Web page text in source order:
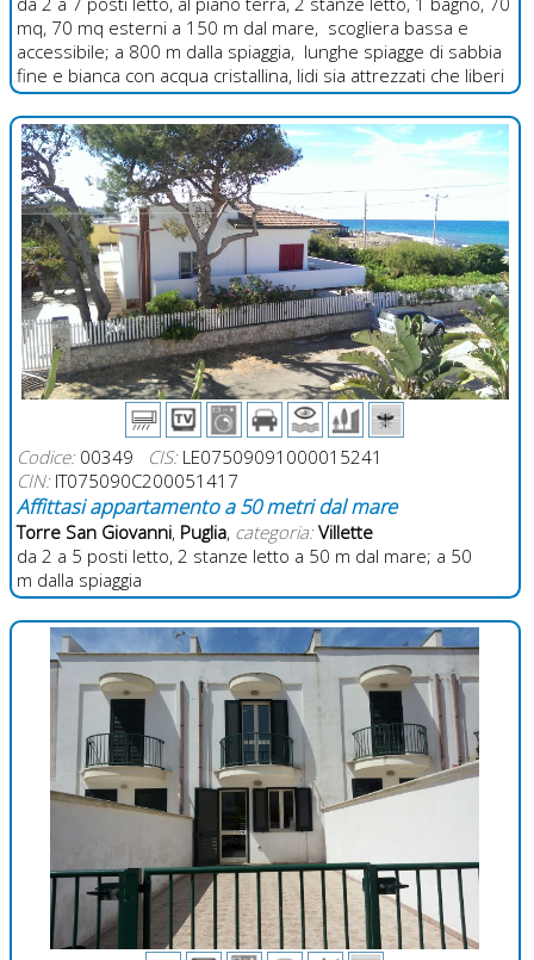
mq, 70 mq esterni a 150 m dal mare, scogliera bassa e
accessibile; a 800 m dalla spiaggia, lunghe spiagge di sabbia
fine e bianca con acqua cristallina, lidi sia attrezzati che liberi
Codice:00349 CIS:LE07509091000015241
CIN:IT075090C200051417
Affittasi appartamento a 50 metri dal mare
Torre San Giovanni, Puglia, categoria: Villette
da 2 a 5 posti letto, 2 stanze letto a 50 m dal mare; a 50
m dalla spiaggia